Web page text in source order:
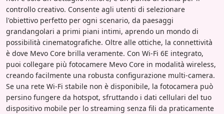
controllo creativo. Consente agli utenti di selezionare
l'obiettivo perfetto per ogni scenario, da paesaggi
grandangolari a primi piani intimi, aprendo un mondo di
possibilità cinematografiche. Oltre alle ottiche, la connettività
è dove Mevo Core brilla veramente. Con Wi-Fi 6E integrato,
puoi collegare più fotocamere Mevo Core in modalità wireless,
creando facilmente una robusta configurazione multi-camera.
Se una rete Wi-Fi stabile non è disponibile, la fotocamera può
persino fungere da hotspot, sfruttando i dati cellulari del tuo
dispositivo mobile per lo streaming senza fili da praticamente